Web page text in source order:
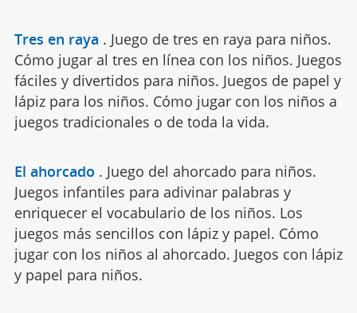
Tres en raya . Juego de tres en raya para niños.
Cómo jugar al tres en línea con los niños. Juegos
fáciles y divertidos para niños. Juegos de papel y
lápiz para los niños. Cómo jugar con los niños a
juegos tradicionales o de toda la vida.
El ahorcado . Juego del ahorcado para niños.
Juegos infantiles para adivinar palabras y
enriquecer el vocabulario de los niños. Los
juegos más sencillos con lápiz y papel. Cómo
jugar con los niños al ahorcado. Juegos con lápiz
y papel para niños.